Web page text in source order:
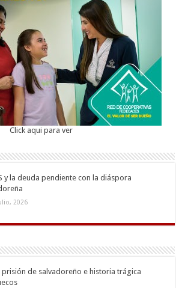
Click aqui para ver
y la deuda pendiente con la diáspora
2026
prisión de salvadoreño e historia trágica